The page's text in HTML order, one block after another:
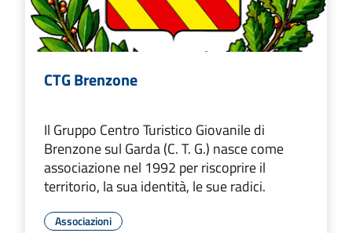
CTG Brenzone
Il Gruppo Centro Turistico Giovanile di
Brenzone sul Garda (C. T. G.) nasce come
associazione nel 1992 per riscoprire il
territorio, la sua identità, le sue radici.
Associazioni